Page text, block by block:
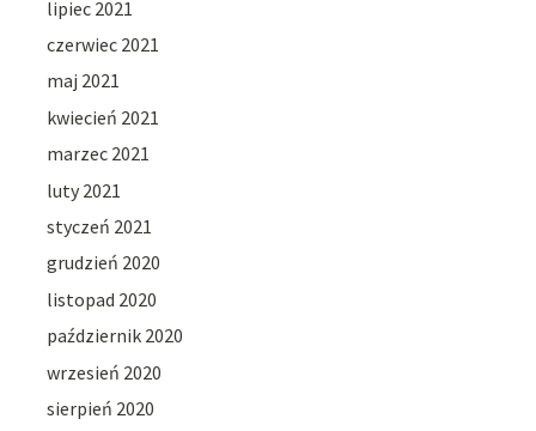
lipiec 2021
czerwiec 2021
maj 2021
kwiecień 2021
marzec 2021
luty 2021
styczeń 2021
grudzień 2020
listopad 2020
październik 2020
wrzesień 2020
sierpień 2020